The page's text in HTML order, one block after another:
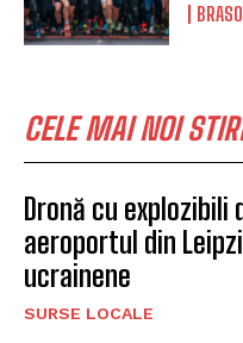
CELE MAI NOI
Dronă cu explozibili
aeroportul din
ucrainene
SURSE LOCALE